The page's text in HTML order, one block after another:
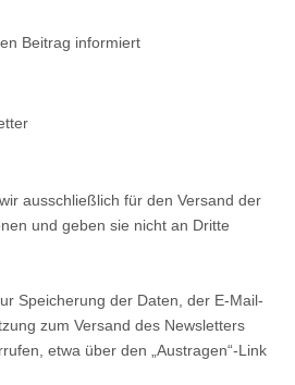
Beitrag informiert
ausschließlich für den Versand der
und geben sie nicht an Dritte
Speicherung der Daten, der E-Mail-
zum Versand des Newsletters
etwa über den „Austragen“-Link